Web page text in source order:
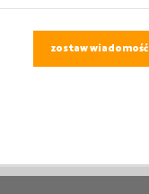
zostaw wiadomość